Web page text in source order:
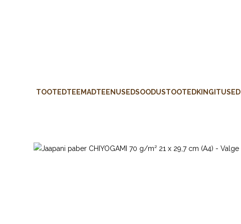
TOOTEDTEEMADTEENUSEDSOODUSTOOTEDKINGITUSED